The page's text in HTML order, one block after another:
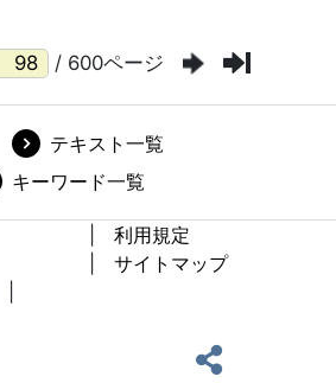
/ 600ページ
テキスト一覧
キーワード一覧
利用規定
サイトマップ